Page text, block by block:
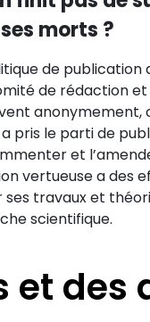
morts ?
de publication
de rédaction et
pris le parti de
et
vertueuse a des
travaux et
scientifique.
et des